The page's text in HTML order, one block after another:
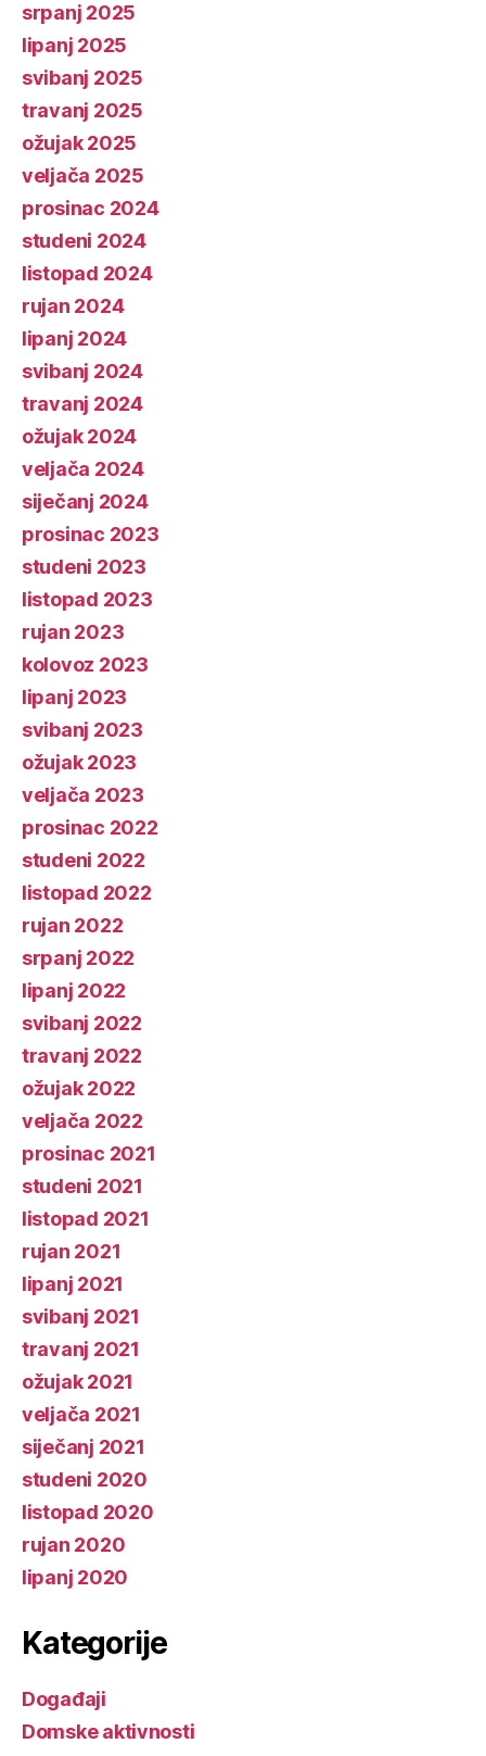
srpanj 2025
lipanj 2025
svibanj 2025
travanj 2025
ožujak 2025
veljača 2025
prosinac 2024
studeni 2024
listopad 2024
rujan 2024
lipanj 2024
svibanj 2024
travanj 2024
ožujak 2024
veljača 2024
siječanj 2024
prosinac 2023
studeni 2023
listopad 2023
rujan 2023
kolovoz 2023
lipanj 2023
svibanj 2023
ožujak 2023
veljača 2023
prosinac 2022
studeni 2022
listopad 2022
rujan 2022
srpanj 2022
lipanj 2022
svibanj 2022
travanj 2022
ožujak 2022
veljača 2022
prosinac 2021
studeni 2021
listopad 2021
rujan 2021
lipanj 2021
svibanj 2021
travanj 2021
ožujak 2021
veljača 2021
siječanj 2021
studeni 2020
listopad 2020
rujan 2020
lipanj 2020
Kategorije
Događaji
Domske aktivnosti